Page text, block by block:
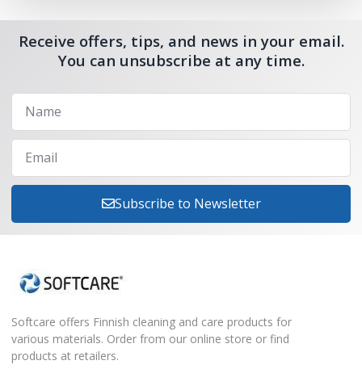
Receive offers, tips, and news in your email.
You can unsubscribe at any time.
Subscribe to Newsletter
Softcare offers Finnish cleaning and care products for
various materials. Order from our online store or find
products at retailers.